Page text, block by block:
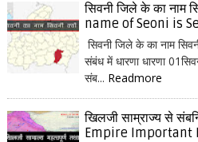
सिवनी जिले के का नाम
name of Seoni is
सिवनी जिले के का नाम
संबंध में धारणा धारणा
संब... Readmore
खिलजी साम्राज्य से
Empire Important